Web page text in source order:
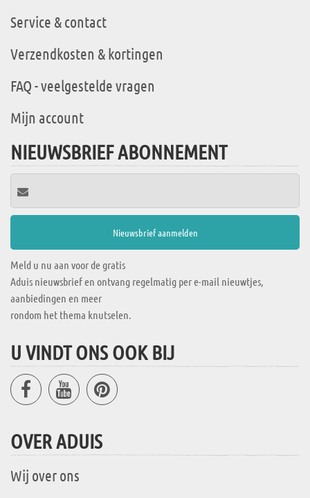
Service & contact
Verzendkosten & kortingen
FAQ - veelgestelde vragen
Mijn account
NIEUWSBRIEF ABONNEMENT
Meld u nu aan voor de gratis
Aduis nieuwsbrief en ontvang regelmatig per e-mail nieuwtjes,
aanbiedingen en meer
rondom het thema knutselen.
U VINDT ONS OOK BIJ
OVER ADUIS
Wij over ons